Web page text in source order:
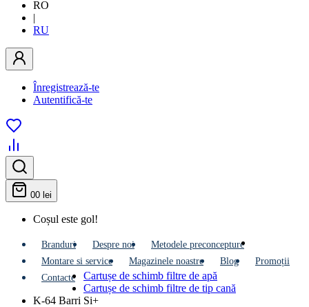
RO
|
RU
Înregistrează-te
Autentifică-te
00 lei
Coșul este gol!
Branduri Despre noi
Metodele preconcepture
Montare si service
Мagazinele noastre Blog
Promoții
Contacte
Cartușe de schimb filtre de apă
Cartușe de schimb filtre de tip cană
K-64 Barri Si+